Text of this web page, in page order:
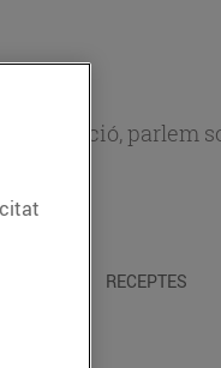
parlem
RECEPTES